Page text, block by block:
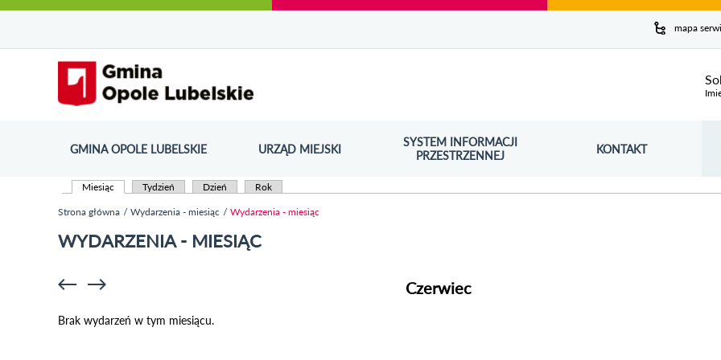
do
strony
do
menu
wyszukiwarki
ścieżki
nawigacyjnej
kategorii
aktualności
do
kalendarza
wydarzeń
do
galerii
do
stopki
mapa
GMINA OPOLE LUBELSKIE URZĄD MIEJSKI
SYSTEM INFORMACJI
PRZESTRZENNEJ
ODNOŚNIK OTWORZY SIĘ W NOWYM OKNIE KONTAKT
Miesiąc (aktywna karta)
Tydzień Dzień Rok
Strona główna Wydarzenia - miesiąc Wydarzenia - miesiąc
WYDARZENIA - MIESIĄC
Czerwiec
Brak wydarzeń w tym miesiącu.